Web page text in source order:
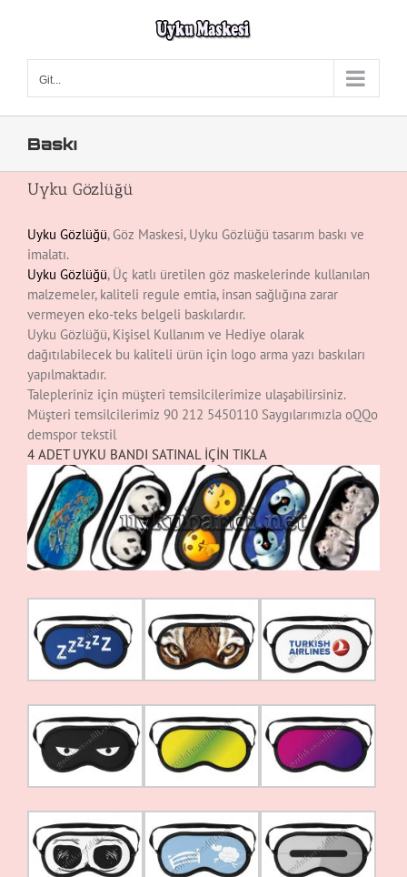
Git...
Baskı
Uyku Gözlüğü
Uyku Gözlüğü, Göz Maskesi, Uyku Gözlüğü tasarım baskı ve
imalatı.
Uyku Gözlüğü, Üç katlı üretilen göz maskelerinde kullanılan
malzemeler, kaliteli regule emtia, insan sağlığına zarar
vermeyen eko-teks belgeli baskılardır.
Uyku Gözlüğü, Kişisel Kullanım ve Hediye olarak
dağıtılabilecek bu kaliteli ürün için logo arma yazı baskıları
yapılmaktadır.
Talepleriniz için müşteri temsilcilerimize ulaşabilirsiniz.
Müşteri temsilcilerimiz 90 212 5450110 Saygılarımızla oQQo
demspor tekstil
4 ADET UYKU BANDI SATINAL İÇİN TIKLA